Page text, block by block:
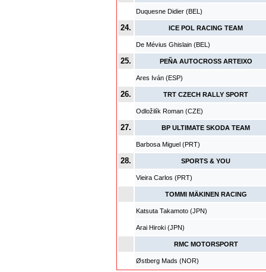
Duquesne Didier (BEL)
24. ICE POL RACING TEAM
De Mévius Ghislain (BEL)
25. PEÑA AUTOCROSS ARTEIXO
Ares Iván (ESP)
26. TRT CZECH RALLY SPORT
Odložilík Roman (CZE)
27. BP ULTIMATE SKODA TEAM
Barbosa Miguel (PRT)
28. SPORTS & YOU
Vieira Carlos (PRT)
TOMMI MÄKINEN RACING
Katsuta Takamoto (JPN)
Arai Hiroki (JPN)
RMC MOTORSPORT
Østberg Mads (NOR)